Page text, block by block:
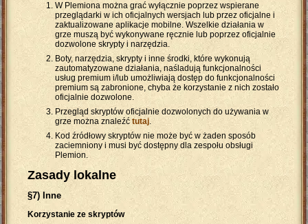
W Plemiona można grać wyłącznie poprzez wspierane
przeglądarki w ich oficjalnych wersjach lub przez oficjalne i
zaktualizowane aplikacje mobilne. Wszelkie działania w
grze muszą być wykonywane ręcznie lub poprzez oficjalnie
dozwolone skrypty i narzędzia.
Boty, narzędzia, skrypty i inne środki, które wykonują
zautomatyzowane działania, naśladują funkcjonalności
usług premium i/lub umożliwiają dostęp do funkcjonalności
premium są zabronione, chyba że korzystanie z nich zostało
oficjalnie dozwolone.
Przegląd skryptów oficjalnie dozwolonych do używania w
grze można znaleźć tutaj.
Kod źródłowy skryptów nie może być w żaden sposób
zaciemniony i musi być dostępny dla zespołu obsługi
Plemion.
Zasady lokalne
§7) Inne
Korzystanie ze skryptów